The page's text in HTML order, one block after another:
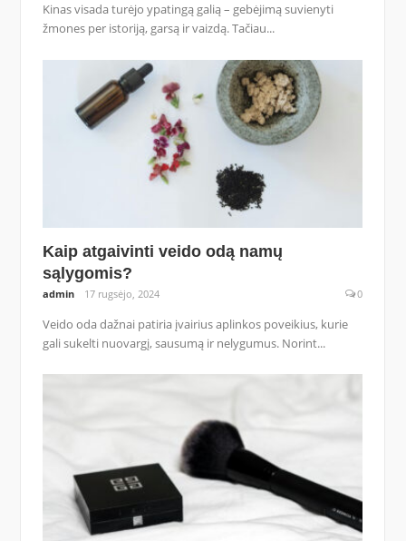
Kinas visada turėjo ypatingą galią – gebėjimą suvienyti
žmones per istoriją, garsą ir vaizdą. Tačiau...
Kaip atgaivinti veido odą namų
sąlygomis?
admin 17 rugsėjo, 2024 0
Veido oda dažnai patiria įvairius aplinkos poveikius, kurie
gali sukelti nuovargį, sausumą ir nelygumus. Norint...